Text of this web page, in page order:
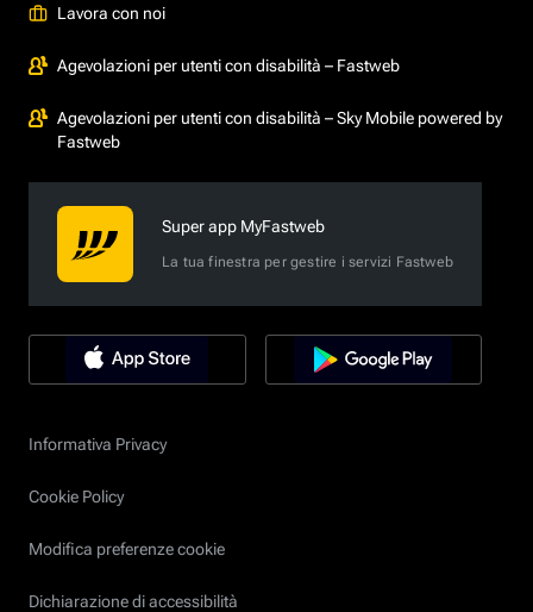
Lavora con noi
Agevolazioni per utenti con disabilità – Fastweb
Agevolazioni per utenti con disabilità – Sky Mobile powered by
Fastweb
Super app MyFastweb
La tua finestra per gestire i servizi Fastweb
Informativa Privacy
Cookie Policy
Modifica preferenze cookie
Dichiarazione di accessibilità